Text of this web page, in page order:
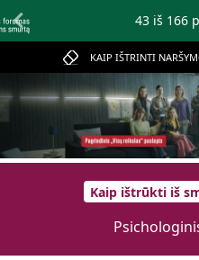
KAIP IŠTRINTI
Kaip ištrūkti iš
43iš 166